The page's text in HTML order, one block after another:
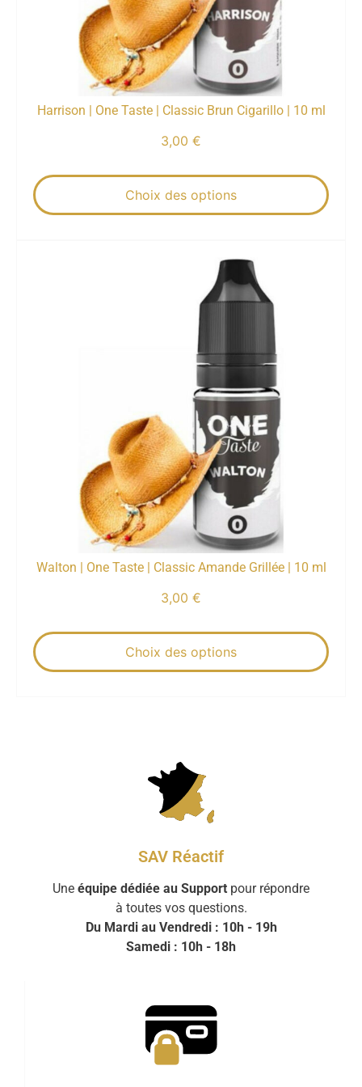
Harrison | One Taste | Classic Brun Cigarillo | 10 ml
3,00 €
Choix des options
Walton | One Taste | Classic Amande Grillée | 10 ml
3,00 €
Choix des options
SAV Réactif
Une équipe dédiée au Support pour répondre
à toutes vos questions.
Du Mardi au Vendredi : 10h - 19h
Samedi : 10h - 18h